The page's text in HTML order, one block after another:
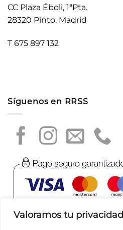
Valoramos tu privacidad
CC Plaza Éboli, 1ªPta.
28320 Pinto. Madrid
T 675 897 132
Síguenos en RRSS